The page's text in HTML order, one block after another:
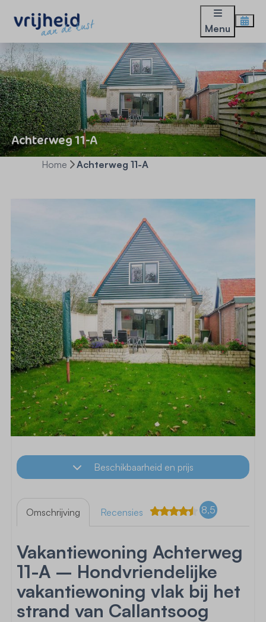
Menu
Achterweg 11-A
Home Achterweg 11-A
Beschikbaarheid en prijs
Omschrijving Recensies 8,5
Vakantiewoning Achterweg
11-A – Hondvriendelijke
vakantiewoning vlak bij het
strand van Callantsoog